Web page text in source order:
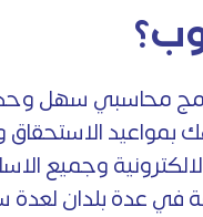
محاسبي سهل
بمواعيد الاستحقاق
وجميع
في عدة بلدان لعدة